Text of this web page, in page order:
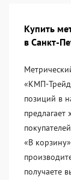
Купить
в Санкт-
«KМП-
позиций в
«В
получаете